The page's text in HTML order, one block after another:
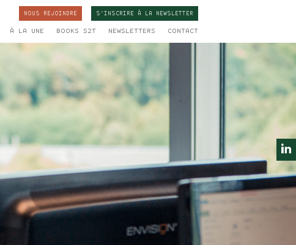
NOUS REJOINDRE S'INSCRIRE À LA NEWSLETTER
À LA UNE BOOKS S2T NEWSLETTERS CONTACT